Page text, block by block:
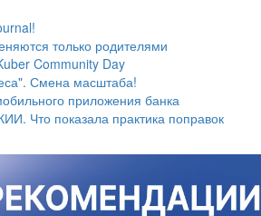
только родителями
Community Day
Смена масштаба!
приложения банка
Что показала практика поправок